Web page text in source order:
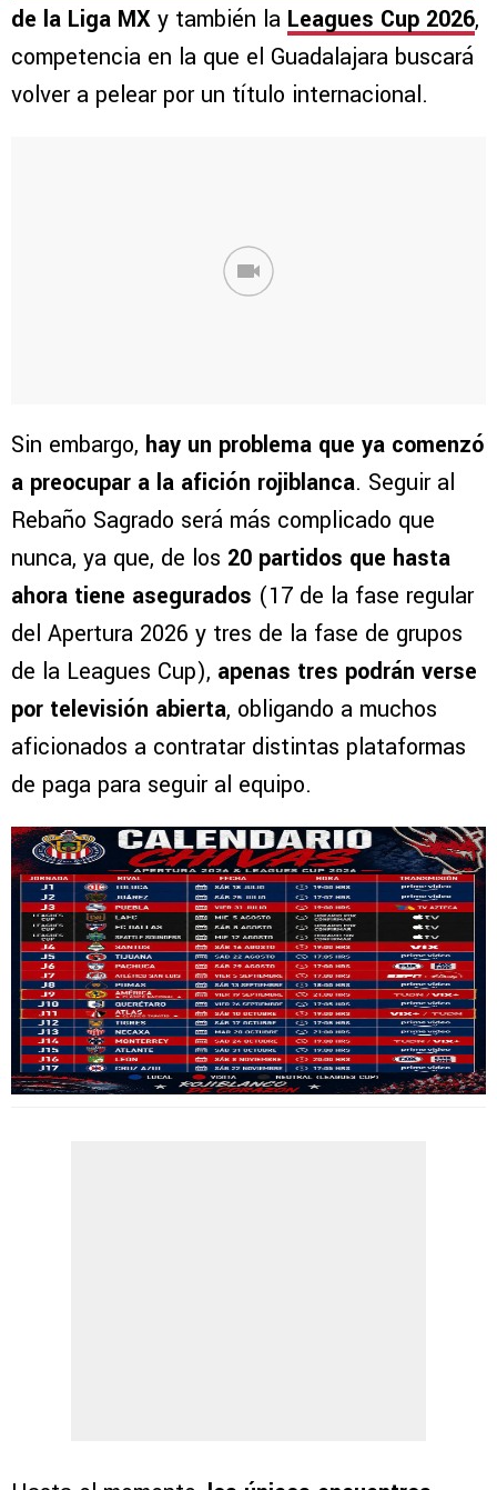
de la Liga MX y también la Leagues Cup 2026,
competencia en la que el Guadalajara buscará
volver a pelear por un título internacional.
Sin embargo, hay un problema que ya comenzó
a preocupar a la afición rojiblanca. Seguir al
Rebaño Sagrado será más complicado que
nunca, ya que, de los 20 partidos que hasta
ahora tiene asegurados (17 de la fase regular
del Apertura 2026 y tres de la fase de grupos
de la Leagues Cup), apenas tres podrán verse
por televisión abierta, obligando a muchos
aficionados a contratar distintas plataformas
de paga para seguir al equipo.